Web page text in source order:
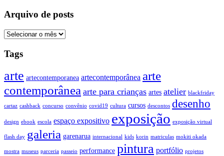
Arquivo de posts
Tags
arte artecontemporanea artecontemporânea arte
contemporânea arte para crianças artes atelier blackfriday
cartaz cashback concurso convênio covid19 cultura cursos descontos desenho
design ebook escola espaço expositivo exposição exposição virtual
flash day galeria garenarua internacional kids korin matriculas mokiti okada
mostra museus parceria passeio performance pintura portfólio projetos